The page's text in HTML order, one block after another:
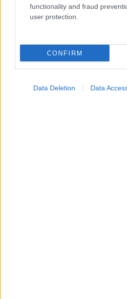
functionality and fraud
user protection.
CONFIRM
Data Deletion Data